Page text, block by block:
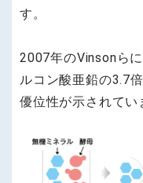
す。
2007年のVinsonら
ルコン酸亜鉛の3.7
優位性が示されてい